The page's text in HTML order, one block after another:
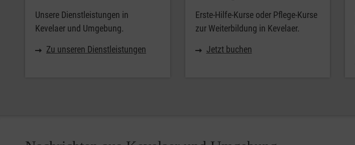
Unsere Dienstleistungen in
Kevelaer und Umgebung.
Zu unseren Dienstleistungen
Erste-Hilfe-Kurse oder Pflege-Kurse
zur Weiterbildung in Kevelaer.
Jetzt buchen